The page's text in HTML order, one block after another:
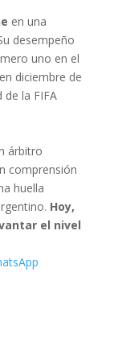
en una
desempeño
uno en el
diciembre de
de la FIFA
árbitro
comprensión
huella
Hoy,
el nivel